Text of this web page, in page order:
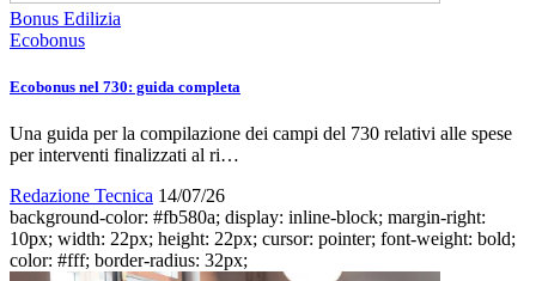
Bonus Edilizia
Ecobonus
Ecobonus nel 730: guida completa
Una guida per la compilazione dei campi del 730 relativi alle spese
per interventi finalizzati al ri…
Redazione Tecnica 14/07/26
background-color: #fb580a; display: inline-block; margin-right:
10px; width: 22px; height: 22px; cursor: pointer; font-weight: bold;
color: #fff; border-radius: 32px;